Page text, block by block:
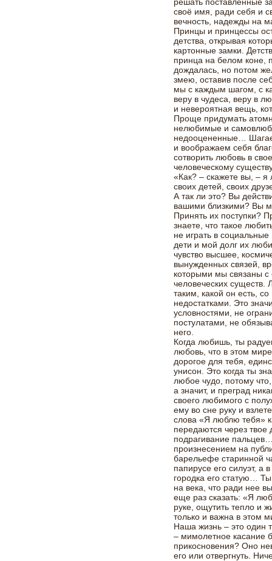
своё имя, ради себя и
вечность, надежды на
Принцы и принцессы
детства, открывая
картонные замки.
принца на белом коне,
дождалась, но потом
змею, оставив после
мы с каждым шагом, с
веру в чудеса, веру в
и невероятная вещь,
Проще придумать
нелюбимые и
недооцененные…
и воображаем себя
сотворить любовь в
человеческому
«Как? – скажете вы, –
своих детей, своих
А так ли это? Вы
вашими близкими? Вы
Принять их поступки?
знаете, что такое
не играть в
дети и мой долг их
чувство высшее,
вынужденных связей,
которыми мы связаны
человеческих существ.
таким, какой он есть,
недостатками. Это
условностями, не
постулатами, не
него.
Когда любишь, ты
любовь, что в этом
дорогое для тебя,
унисон. Это когда ты
любое чудо, потому
а значит, и преград
своего любимого с
ему во сне руку и
слова «Я люблю тебя»
передаются через
подрагивание
произнесением на
барельефе старинной
папирусе его силуэт, а
городка его статую…
на века, что ради нее
еще раз сказать: «Я
руке, ощутить тепло и
только и важна в этом
Наша жизнь – это один
– мимолетное касание
прикосновения? Оно
его или отвергнуть.